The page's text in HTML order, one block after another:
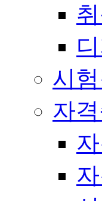
시
자